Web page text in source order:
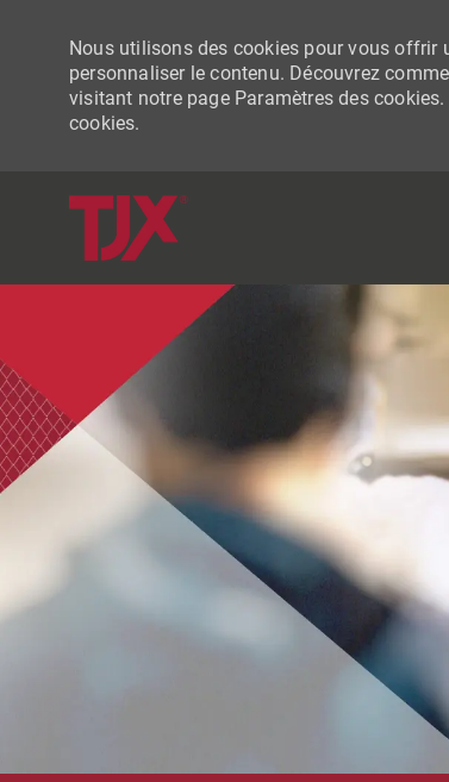
Nous utilisons des cookies pour vous offrir
personnaliser le contenu. Découvrez
visitant notre page Paramètres des
cookies.